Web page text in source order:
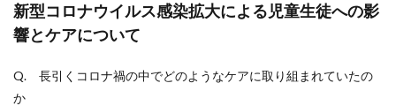
新型コロナウイルス感染拡大による児童生徒への影
響とケアについて
Q. 長引くコロナ禍の中でどのようなケアに取り組まれていたの
か